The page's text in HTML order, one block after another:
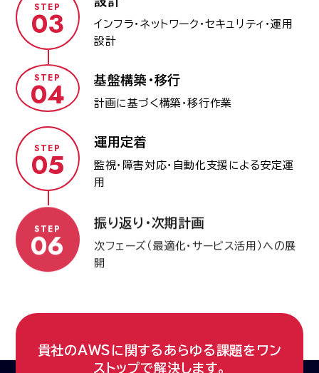
STEP
インフラ・ネットワーク・セキュリティ・運用
設計
STEP 基盤構築・移行
計画に基づく構築・移行作業
STEP 運用定着
監視・障害対応・自動化支援による安定運
用
STEP 振り返り・次期計画
次フェーズ（最適化・サービス活用）への展
開
貴社のAWSに関するあらゆる課題をワン
ストップで解決します。